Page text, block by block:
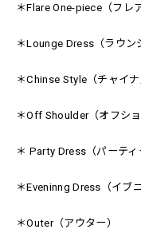
＊Flare One-piece（フレ
＊Lounge Dress（ラウン
＊Chinse Style（チャイナ
＊Off Shoulder（オフショ
＊ Party Dress（パーティ
＊Eveninng Dress（イブ
＊Outer（アウター）